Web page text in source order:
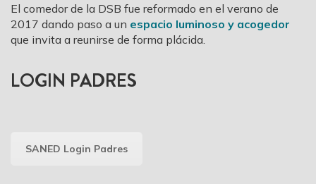
El comedor de la DSB fue reformado en el verano de
2017 dando paso a un espacio luminoso y acogedor
que invita a reunirse de forma plácida.
LOGIN PADRES
SANED Login Padres